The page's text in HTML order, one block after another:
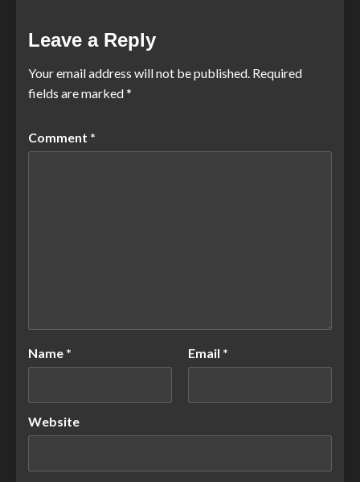
Leave a Reply
Your email address will not be published. Required
fields are marked*
Comment *
Name * Email *
Website